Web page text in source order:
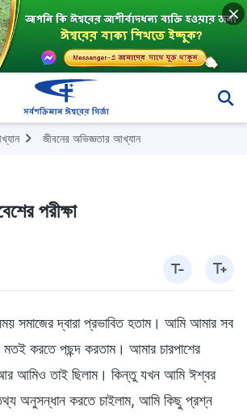
জীবনের অভিজ্ঞতার আখ্যান
পরীক্ষা
সমাজের দ্বারা প্রভাবিত হতাম। আমি আমার সব
মতই করতে পছন্দ করতাম। আমার চারপাশের
আর আমিও তাই ছিলাম। কিন্তু যখন আমি ঈশ্বর
অনুসন্ধান করতে চাইলাম, আমি কিছু প্রশ্ন